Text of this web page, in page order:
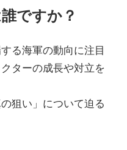
ですか？
る海軍の動向に注目
ターの成長や対立を
狙い」について迫る